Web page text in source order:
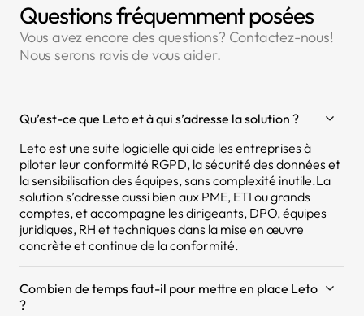
Questions fréquemment posées
Vous avez encore des questions? Contactez-nous!
Nous serons ravis de vous aider.
Qu’est-ce que Leto et à qui s’adresse la solution ?
Leto est une suite logicielle qui aide les entreprises à
piloter leur conformité RGPD, la sécurité des données et
la sensibilisation des équipes, sans complexité inutile.La
solution s’adresse aussi bien aux PME, ETI ou grands
comptes, et accompagne les dirigeants, DPO, équipes
juridiques, RH et techniques dans la mise en œuvre
concrète et continue de la conformité.
Combien de temps faut-il pour mettre en place Leto
?